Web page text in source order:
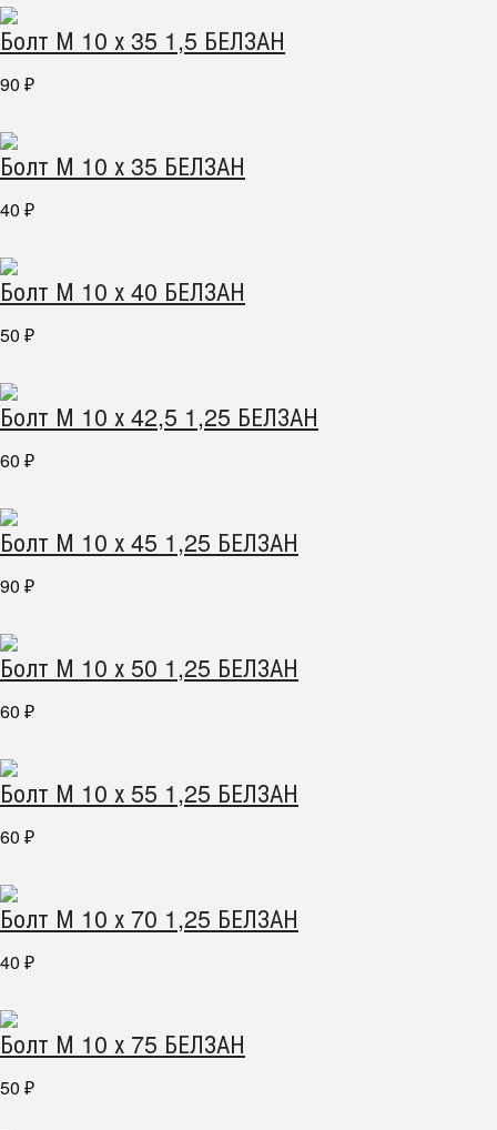
Болт М 10 х 35 1,5 БЕЛЗАН
90 ₽
Болт М 10 х 35 БЕЛЗАН
40 ₽
Болт М 10 х 40 БЕЛЗАН
50 ₽
Болт М 10 х 42,5 1,25 БЕЛЗАН
60 ₽
Болт М 10 х 45 1,25 БЕЛЗАН
90 ₽
Болт М 10 х 50 1,25 БЕЛЗАН
60 ₽
Болт М 10 х 55 1,25 БЕЛЗАН
60 ₽
Болт М 10 х 70 1,25 БЕЛЗАН
40 ₽
Болт М 10 х 75 БЕЛЗАН
50 ₽